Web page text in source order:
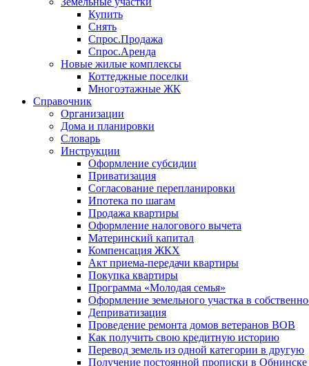
Купить
Снять
Спрос.Продажа
Спрос.Аренда
Новые жилые комплексы
Коттеджные поселки
Многоэтажные ЖК
Справочник
Организации
Дома и планировки
Словарь
Инструкции
Оформление субсидии
Приватизация
Согласование перепланировки
Ипотека по шагам
Продажа квартиры
Оформление налогового вычета
Материнский капитал
Компенсация ЖКХ
Акт приема-передачи квартиры
Покупка квартиры
Программа «Молодая семья»
Оформление земельного участка в
Деприватизация
Проведение ремонта домов ветеранов ВОВ
Как получить свою кредитную историю
Перевод земель из одной категории в другую
Получение постоянной прописки в Обнинске